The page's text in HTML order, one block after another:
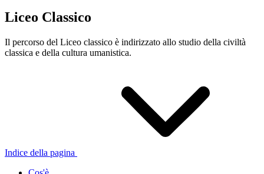
Liceo Classico
Il percorso del Liceo classico è indirizzato allo studio della civiltà
classica e della cultura umanistica.
Indice della pagina